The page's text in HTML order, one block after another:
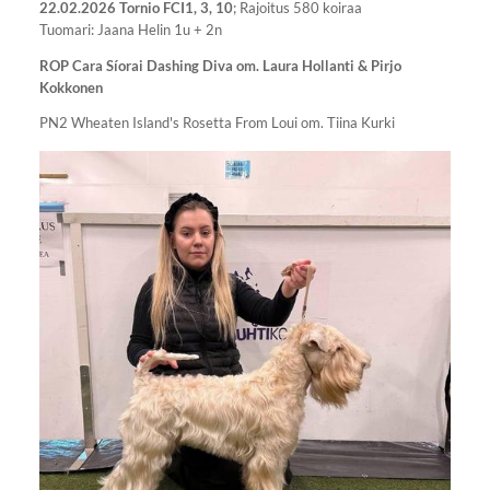
22.02.2026 Tornio FCI1, 3, 10; Rajoitus 580 koiraa
Tuomari: Jaana Helin 1u + 2n
ROP Cara Síorai Dashing Diva om. Laura Hollanti & Pirjo
Kokkonen
PN2 Wheaten Island's Rosetta From Loui om. Tiina Kurki